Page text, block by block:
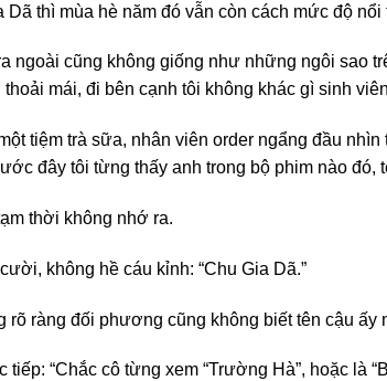
thì mùa hè năm đó vẫn còn cách mức độ nổi
ngoài cũng không giống như những ngôi sao
thoải mái, đi bên cạnh tôi không khác gì sinh
tiệm trà sữa, nhân viên order ngẩng đầu
đây tôi từng thấy anh trong bộ phim nào đó,
thời không nhớ ra.
không hề cáu kỉnh: “Chu Gia Dã.”
rõ ràng đối phương cũng không biết tên cậu ấy
“Chắc cô từng xem “Trường Hà”, hoặc là